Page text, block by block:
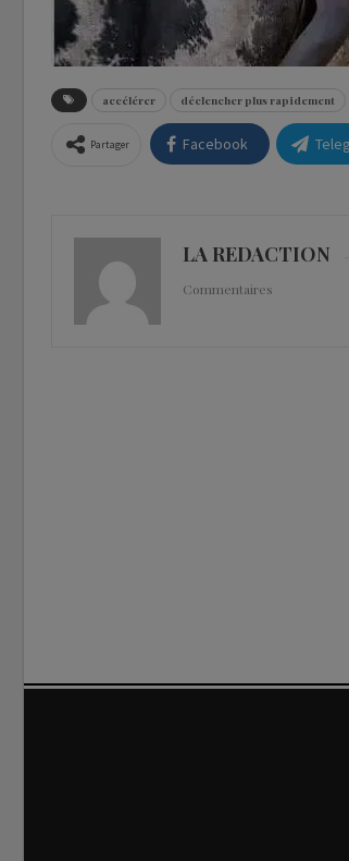
accélérer déclencher plus rapidement
Partager Facebook
LA REDACTION
Commentaires